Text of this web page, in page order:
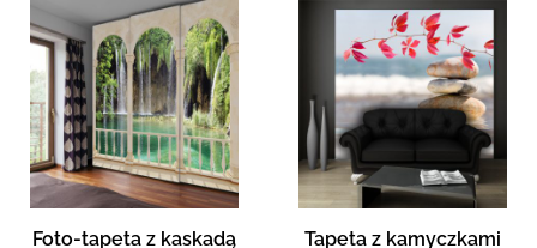
Foto-tapeta z kaskadą Tapeta z kamyczkami